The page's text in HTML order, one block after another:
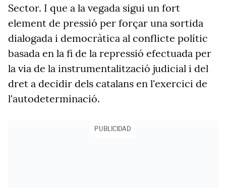
Sector. I que a la vegada sigui un fort
element de pressió per forçar una sortida
dialogada i democràtica al conflicte polític
basada en la fi de la repressió efectuada per
la via de la instrumentalització judicial i del
dret a decidir dels catalans en l'exercici de
l'autodeterminació.
PUBLICIDAD